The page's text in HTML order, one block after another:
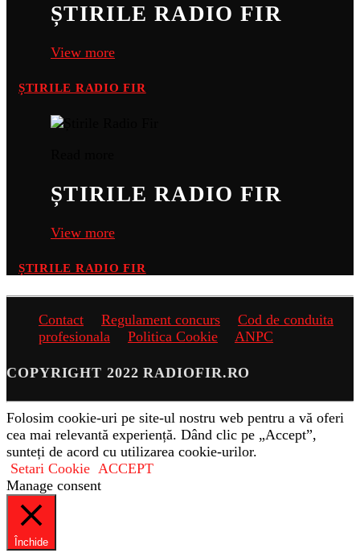
ȘTIRILE RADIO FIR
View more
ȘTIRILE RADIO FIR
ȘTIRILE RADIO FIR
View more
ȘTIRILE RADIO FIR
Contact Regulament concurs
Cod de conduita
profesionala
Politica Cookie ANPC
COPYRIGHT 2022 RADIOFIR.RO
Folosim cookie-uri pe site-ul nostru web pentru a vă oferi
cea mai relevantă experiență. Dând clic pe „Accept”,
sunteți de acord cu utilizarea cookie-urilor.
Setari Cookie ACCEPT
Manage consent
Închide